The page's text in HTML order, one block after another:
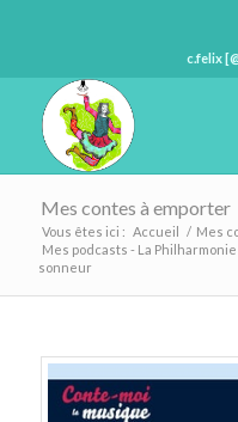
c.felix
Mes contes à emporter
Vous êtes ici : Accueil / Mes
Mes podcasts - La Philharmonie
sonneur